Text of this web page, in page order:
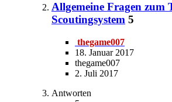
Allgemeine Fragen zum
Scoutingsystem 5
thegame007
18. Januar 2017
thegame007
2. Juli 2017
Antworten